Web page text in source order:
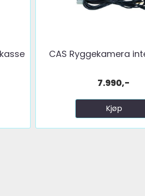
CAS Ryggekamera
7.990,-
Kjøp